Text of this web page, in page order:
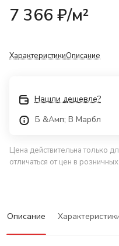
7 366 ₽/м²
ХарактеристикиОписание
Нашли дешевле?
Б &Амп; В Марбл
Цена действительна только
отличаться от цен в
Описание